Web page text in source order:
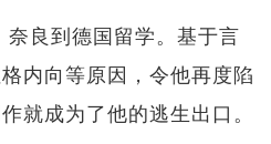
良到德国留学。基于言
内向等原因，令他再度陷
就成为了他的逃生出口。